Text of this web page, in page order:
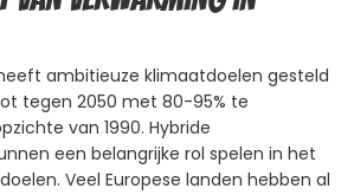
ambitieuze klimaatdoelen gesteld
tegen 2050 met 80-95% te
van 1990. Hybride
een belangrijke rol spelen in het
Veel Europese landen hebben al